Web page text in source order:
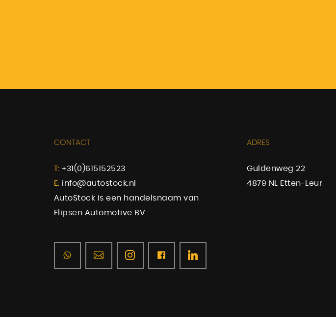
CONTACT
T: +31(0)615152523
E: info@autostock.nl
AutoStock is een handelsnaam van
Flipsen Automotive BV
ADRES
Guldenweg 22
4879 NL Etten-Leur